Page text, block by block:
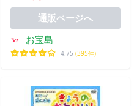
通販ページへ
お宝島
4.75 (395件)